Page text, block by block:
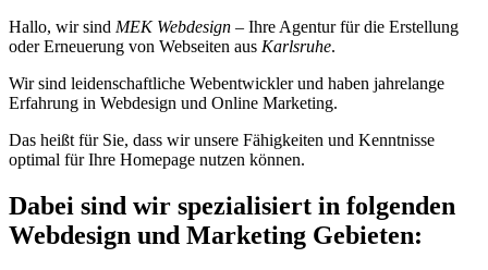
Hallo, wir sind MEK Webdesign – Ihre Agentur für die Erstellung
oder Erneuerung von Webseiten aus Karlsruhe.
Wir sind leidenschaftliche Webentwickler und haben jahrelange
Erfahrung in Webdesign und Online Marketing.
Das heißt für Sie, dass wir unsere Fähigkeiten und Kenntnisse
optimal für Ihre Homepage nutzen können.
Dabei sind wir spezialisiert in folgenden
Webdesign und Marketing Gebieten: